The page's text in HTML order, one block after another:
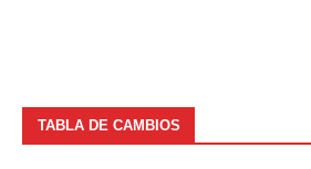
TABLA DE CAMBIOS